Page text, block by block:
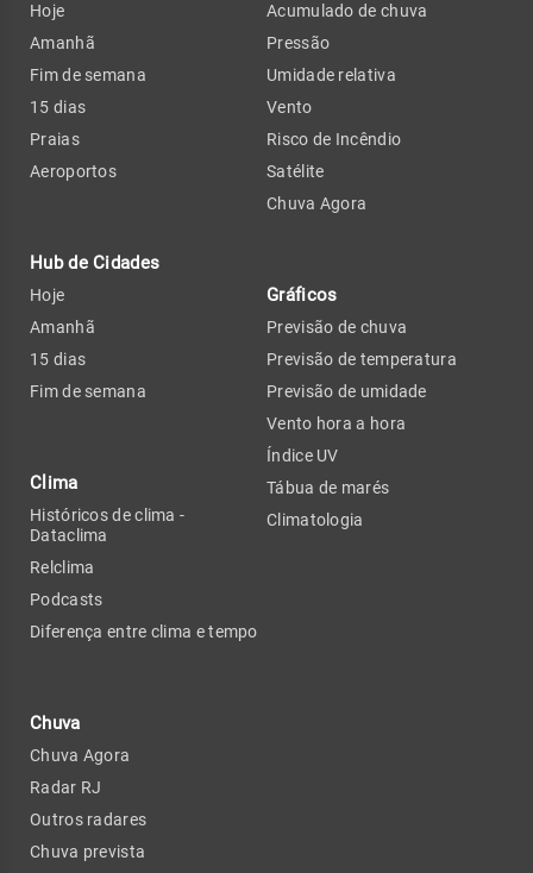
Hoje
Amanhã
Fim de semana
15 dias
Praias
Aeroportos
Hub de Cidades
Hoje
Amanhã
15 dias
Fim de semana
Clima
Históricos de clima -
Dataclima
Relclima
Podcasts
Diferença entre clima e tempo
Chuva
Chuva Agora
Radar RJ
Outros radares
Chuva prevista
Acumulado de chuva
Pressão
Umidade relativa
Vento
Risco de Incêndio
Satélite
Chuva Agora
Gráficos
Previsão de chuva
Previsão de temperatura
Previsão de umidade
Vento hora a hora
Índice UV
Tábua de marés
Climatologia